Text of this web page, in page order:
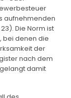
aufnehmenden
Die Norm ist
bei denen die
der
nach dem
gelangt damit